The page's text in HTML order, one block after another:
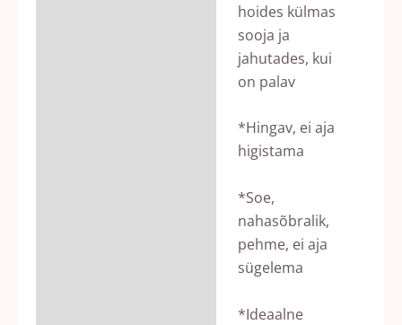
hoides külmas
sooja ja
jahutades, kui
on palav
*Hingav, ei aja
higistama
*Soe,
nahasõbralik,
pehme, ei aja
sügelema
*Ideaalne